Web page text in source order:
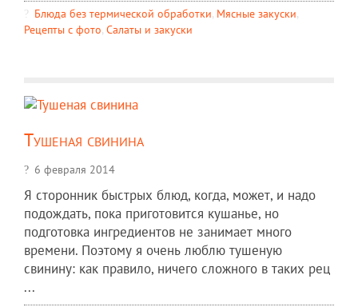
Блюда без термической обработки, Мясные закуски,
Рецепты c фото, Салаты и закуски
Тушеная свинина
6 февраля 2014
Я сторонник быстрых блюд, когда, может, и надо
подождать, пока приготовится кушанье, но
подготовка ингредиентов не занимает много
времени. Поэтому я очень люблю тушеную
свинину: как правило, ничего сложного в таких рец
...